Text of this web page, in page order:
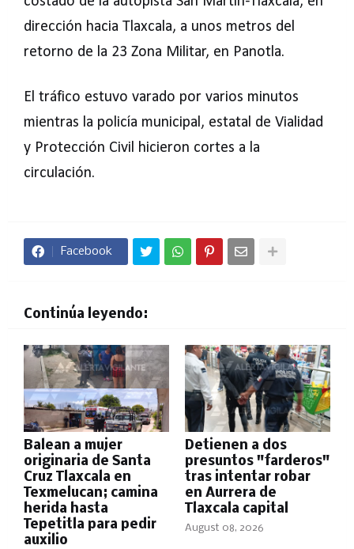
dirección hacia Tlaxcala, a unos metros del
retorno de la 23 Zona Militar, en Panotla.
El tráfico estuvo varado por varios minutos
mientras la policía municipal, estatal de Vialidad
y Protección Civil hicieron cortes a la
circulación.
Facebook
Continúa leyendo:
Balean a mujer
originaria de Santa
Cruz Tlaxcala en
Texmelucan; camina
herida hasta
Tepetitla para pedir
auxilio
Detienen a dos
presuntos "farderos"
tras intentar robar
en Aurrera de
Tlaxcala capital
August 08, 2026